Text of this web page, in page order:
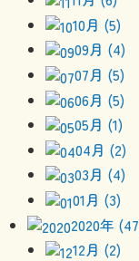
10月 (5)
09月 (4)
07月 (5)
06月 (5)
05月 (1)
04月 (2)
03月 (4)
01月 (3)
2020年
12月 (2)